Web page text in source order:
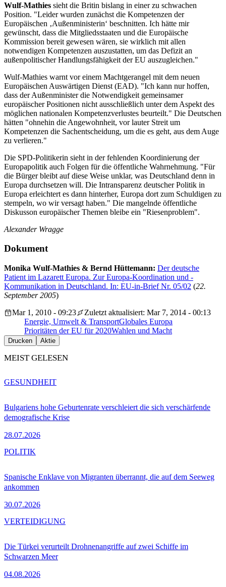
Wulf-Mathies sieht die Britin bislang in einer zu schwachen
Position. "Leider wurden zunächst die Kompetenzen der
Europäischen ‚Außenministerin‘ beschnitten. Ich hätte mir
gewünscht, dass die Mitgliedsstaaten und die Europäische
Kommission bereit gewesen wären, sie wirklich mit allen
notwendigen Kompetenzen auszustatten, um das Defizit an
außenpolitischer Handlungsfähigkeit der EU auszugleichen."
Wulf-Mathies warnt vor einem Machtgerangel mit dem neuen
Europäischen Auswärtigen Dienst (EAD). "Ich kann nur hoffen,
dass der Außenminister die Notwendigkeit gemeinsamer
europäischer Positionen nicht ausschließlich unter dem Aspekt des
möglichen nationalen Kompetenzverlustes beurteilt." Die Deutschen
hätten "ohnehin die Angewohnheit, vor lauter Streit um
Kompetenzen die Sachentscheidung, um die es geht, aus dem Auge
zu verlieren."
Die SPD-Politikerin sieht in der fehlenden Koordinierung der
Europapolitik auch Folgen für die öffentliche Wahrnehmung. "Für
die Bürger bleibt auf diese Weise unklar, was Deutschland denn in
Europa durchsetzen will. Die Intransparenz deutscher Politik in
Europa erleichtert es dann hinterher, Europa dort zum Schuldigen zu
stempeln, wo wir versagt haben." Die mangelnde öffentliche
Diskusson europäischer Themen bleibe ein "Riesenproblem".
Alexander Wragge
Dokument
Monika Wulf-Mathies & Bernd Hüttemann: Der deutsche
Patient im Lazarett Europa. Zur Europa-Koordination und -
Kommunikation in Deutschland. In: EU-in-Brief Nr. 05/02 (22.
September 2005)
Mar 1, 2010 - 09:23
Zuletzt aktualisiert: Mar 7, 2014 - 00:13
Energie, Umwelt & TransportGlobales Europa
Prioritäten der EU für 2020Wahlen und Macht
Drucken Aktie
MEIST GELESEN
Bulgariens hohe Geburtenrate verschleiert die sich verschärfende
demografische Krise
28.07.2026
GESUNDHEIT
Spanische Enklave von Migranten überrannt, die auf dem Seeweg
ankommen
30.07.2026
POLITIK
Die Türkei verurteilt Drohnenangriffe auf zwei Schiffe im
Schwarzen Meer
04.08.2026
VERTEIDIGUNG